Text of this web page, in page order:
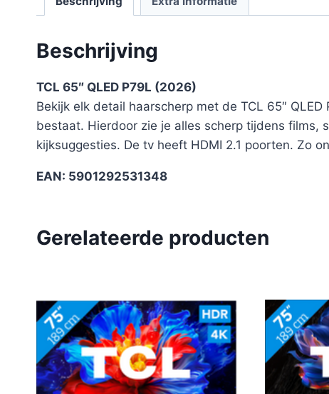
Beschrijving
TCL 65″ QLED P79L (2026)
Bekijk elk detail haarscherp met de TCL 65″
bestaat. Hierdoor zie je alles scherp tijdens films,
kijksuggesties. De tv heeft HDMI 2.1 poorten. Zo
EAN: 5901292531348
Gerelateerde producten